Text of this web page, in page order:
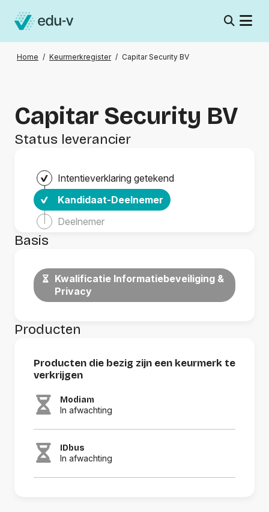
Home / Keurmerkregister / Capitar Security BV
Capitar Security BV
Status leverancier
Intentieverklaring getekend
Kandidaat-Deelnemer
Deelnemer
Basis
Kwalificatie Informatiebeveiliging &
Privacy
Producten
Producten die bezig zijn een keurmerk te
verkrijgen
Modiam
In afwachting
IDbus
In afwachting